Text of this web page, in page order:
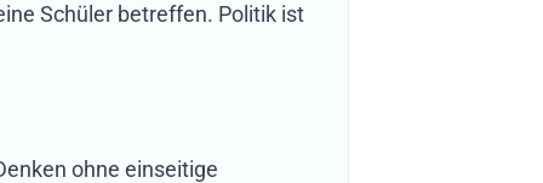
Schüler betreffen. Politik ist
ohne einseitige